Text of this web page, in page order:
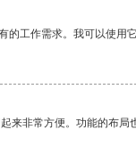
工作需求。我可以使用
来非常方便。功能的布局